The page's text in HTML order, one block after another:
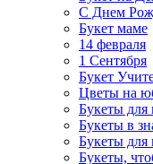
С Днем
Букет маме
14 февраля
1 Сентября
Букет
Цветы на
Букеты для
Букеты в
Букеты для
Букеты,